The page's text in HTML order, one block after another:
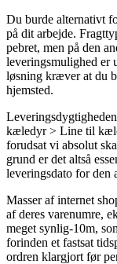
Du burde alternativt
på dit arbejde.
pebret, men på den
leveringsmulighed er
løsning kræver at du
hjemsted.
kæledyr > Line til
forudsat vi absolut
grund er det altså
leveringsdato for den
Masser af internet
af deres varenumre,
meget synlig-10m,
forinden et fastsat
ordren klargjort før